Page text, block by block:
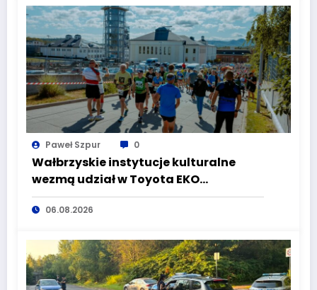
Paweł Szpur 0
Wałbrzyskie instytucje kulturalne
wezmą udział w Toyota EKO
Półmaraton Wałbrzych
06.08.2026